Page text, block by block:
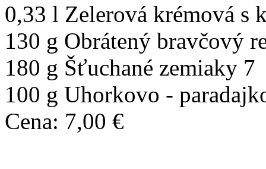
0,33 l Zelerová krémová s
130 g Obrátený bravčový
180 g Šťuchané zemiaky 7
100 g Uhorkovo -
Cena: 7,00 €